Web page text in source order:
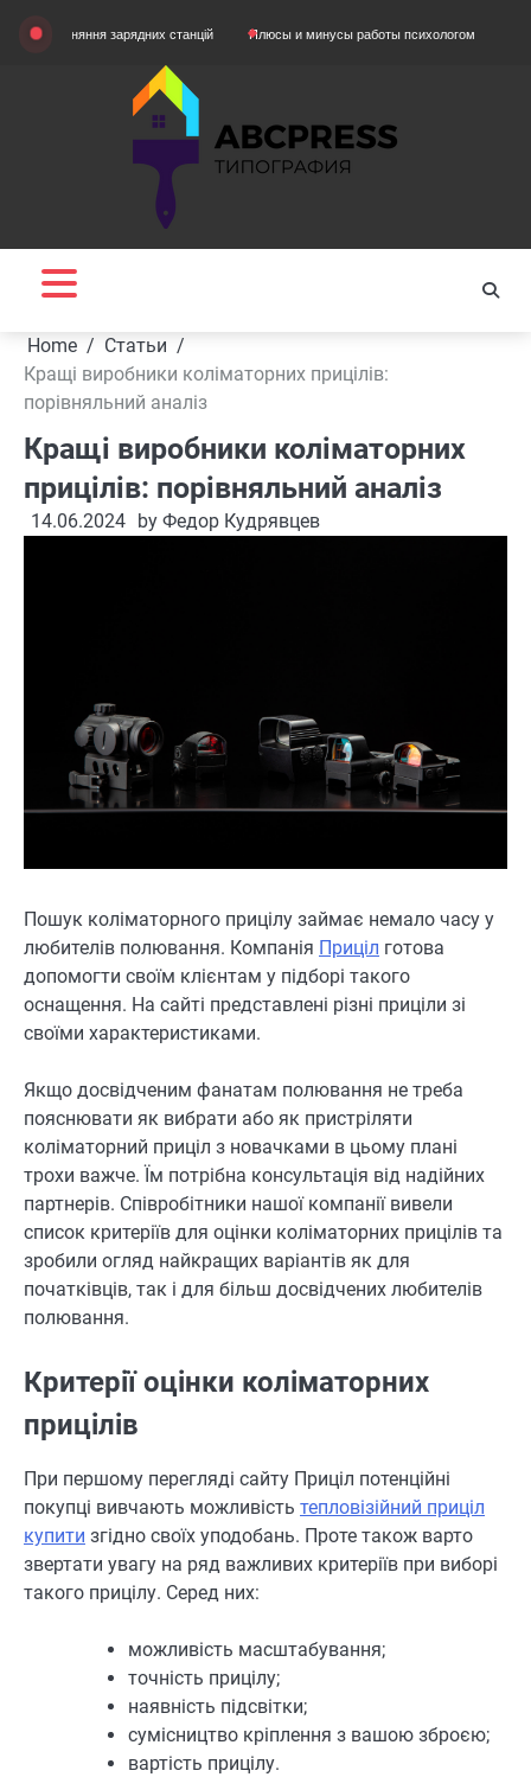
зарядних станцій Плюсы и минусы работы психологом Домашняя
Home
Статьи
Кращі виробники коліматорних прицілів:
порівняльний аналіз
Кращі виробники коліматорних
прицілів: порівняльний аналіз
14.06.2024 by Федор Кудрявцев
Пошук коліматорного прицілу займає немало часу у
любителів полювання. Компанія Приціл готова
допомогти своїм клієнтам у підборі такого
оснащення. На сайті представлені різні приціли зі
своїми характеристиками.
Якщо досвідченим фанатам полювання не треба
пояснювати як вибрати або як пристріляти
коліматорний приціл з новачками в цьому плані
трохи важче. Їм потрібна консультація від надійних
партнерів. Співробітники нашої компанії вивели
список критеріїв для оцінки коліматорних прицілів та
зробили огляд найкращих варіантів як для
початківців, так і для більш досвідчених любителів
полювання.
Критерії оцінки коліматорних
прицілів
При першому перегляді сайту Приціл потенційні
покупці вивчають можливість тепловізійний приціл
купити згідно своїх уподобань. Проте також варто
звертати увагу на ряд важливих критеріїв при виборі
такого прицілу. Серед них:
можливість масштабування;
точність прицілу;
наявність підсвітки;
сумісництво кріплення з вашою зброєю;
вартість прицілу.